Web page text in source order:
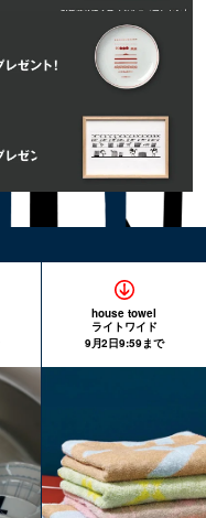
house towel
ライトワイド
9月2日9:59まで